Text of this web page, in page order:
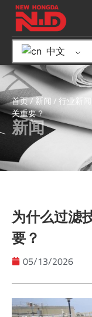
中文
首页/新闻 /行业新闻
关重要？
新闻
为什么过滤
要？
05/13/2026